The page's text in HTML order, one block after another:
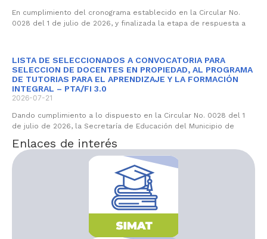
En cumplimiento del cronograma establecido en la Circular No.
0028 del 1 de julio de 2026, y finalizada la etapa de respuesta a
LISTA DE SELECCIONADOS A CONVOCATORIA PARA
SELECCION DE DOCENTES EN PROPIEDAD, AL PROGRAMA
DE TUTORIAS PARA EL APRENDIZAJE Y LA FORMACIÓN
INTEGRAL – PTA/FI 3.0
2026-07-21
Dando cumplimiento a lo dispuesto en la Circular No. 0028 del 1
de julio de 2026, la Secretaría de Educación del Municipio de
Enlaces de interés